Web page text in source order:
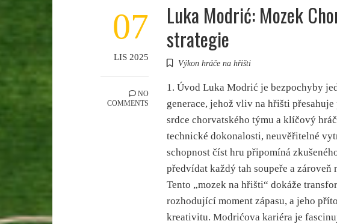
07
LIS 2025
NO
COMMENTS
Luka Modrić: Mozek
strategie
Výkon hráče na hřišti
1. Úvod Luka Modrić je bezpochyby
generace, jehož vliv na hřišti
srdce chorvatského týmu a klíčový
technické dokonalosti, neuvěřitelné
schopnost číst hru připomíná
předvídat každý tah soupeře a
Tento „mozek na hřišti“ dokáže
rozhodující moment zápasu, a jeho
kreativitu. Modrićova kariéra je